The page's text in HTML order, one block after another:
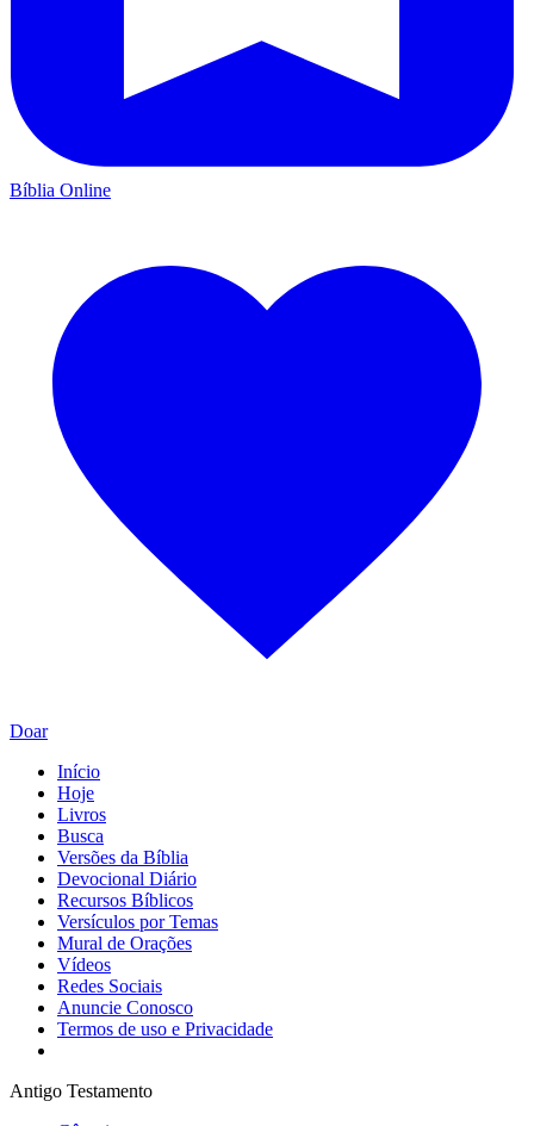
Bíblia Online
Doar
Início
Hoje
Livros
Busca
Versões da Bíblia
Devocional Diário
Recursos Bíblicos
Versículos por Temas
Mural de Orações
Vídeos
Redes Sociais
Anuncie Conosco
Termos de uso e Privacidade
Antigo Testamento